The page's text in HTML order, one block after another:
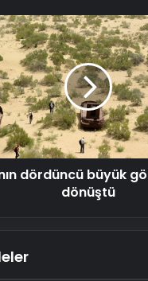
dördüncü büyük
dönüştü